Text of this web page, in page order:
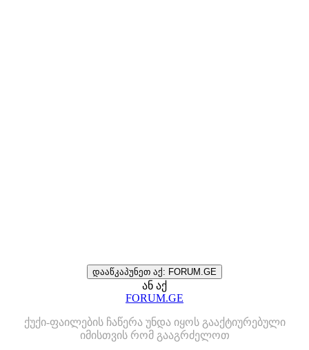
დააწკაპუნეთ აქ: FORUM.GE
ან აქ
FORUM.GE
ქუქი-ფაილების ჩაწერა უნდა იყოს გააქტიურებული
იმისთვის რომ გააგრძელოთ